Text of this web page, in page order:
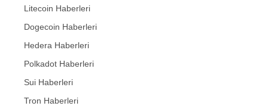
Litecoin Haberleri
Dogecoin Haberleri
Hedera Haberleri
Polkadot Haberleri
Sui Haberleri
Tron Haberleri